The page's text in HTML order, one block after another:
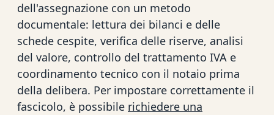
dell'assegnazione con un metodo
documentale: lettura dei bilanci e delle
schede cespite, verifica delle riserve, analisi
del valore, controllo del trattamento IVA e
coordinamento tecnico con il notaio prima
della delibera. Per impostare correttamente il
fascicolo, è possibile richiedere una